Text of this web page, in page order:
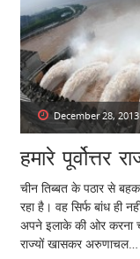
December 28, 2013
हमारे पूर्वोत्तर
चीन तिब्बत के पठार से
रहा है। वह सिर्फ बांध ही
अपने इलाके की ओर करना
राज्यों खासकर अरुणाचल…